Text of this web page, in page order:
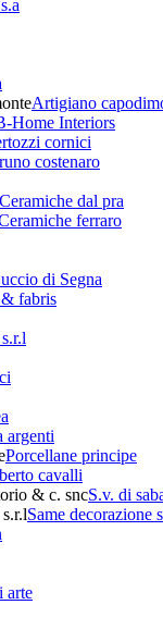
Artigiano
Home Interiors
cornici
costenaro
Ceramiche dal pra
ferraro
di Segna
fabris
argenti
Porcellane principe
cavalli
S.v. di
Same decorazione
arte